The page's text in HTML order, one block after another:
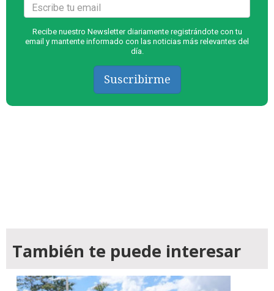
Recibe nuestro Newsletter diariamente registrándote con tu
email y mantente informado con las noticias más relevantes del
día.
Suscribirme
También te puede interesar